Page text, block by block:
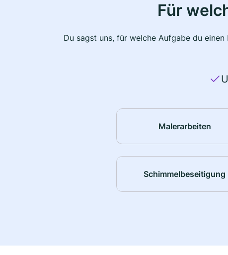
Für
Du sagst uns, für welche Aufgabe du
Malerarbeiten
Schimmelbeseitigung